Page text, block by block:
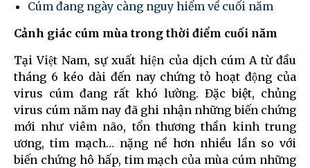
Cúm đang ngày càng nguy hiểm về cuối năm
Cảnh giác cúm mùa trong thời điểm cuối năm
Tại Việt Nam, sự xuất hiện của dịch cúm A từ đầu
tháng 6 kéo dài đến nay chứng tỏ hoạt động của
virus cúm đang rất khó lường. Đặc biệt, chủng
virus cúm năm nay đã ghi nhận những biến chứng
mới như viêm não, tổn thương thần kinh trung
ương, tim mạch… nặng nề hơn nhiều lần so với
biến chứng hô hấp, tim mạch của mùa cúm những